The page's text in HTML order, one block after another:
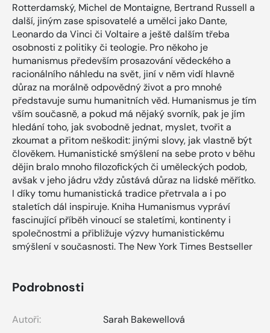
Rotterdamský, Michel de Montaigne, Bertrand Russell a
další, jiným zase spisovatelé a umělci jako Dante,
Leonardo da Vinci či Voltaire a ještě dalším třeba
osobnosti z politiky či teologie. Pro někoho je
humanismus především prosazování vědeckého a
racionálního náhledu na svět, jiní v něm vidí hlavně
důraz na morálně odpovědný život a pro mnohé
představuje sumu humanitních věd. Humanismus je tím
vším současně, a pokud má nějaký svorník, pak je jím
hledání toho, jak svobodně jednat, myslet, tvořit a
zkoumat a přitom neškodit: jinými slovy, jak vlastně být
člověkem. Humanistické smýšlení na sebe proto v běhu
dějin bralo mnoho filozofických či uměleckých podob,
avšak v jeho jádru vždy zůstává důraz na lidské měřítko.
I díky tomu humanistická tradice přetrvala a i po
staletích dál inspiruje. Kniha Humanismus vypráví
fascinující příběh vinoucí se staletími, kontinenty i
společnostmi a přibližuje výzvy humanistickému
smýšlení v současnosti. The New York Times Bestseller
Podrobnosti
Autoři:
Sarah Bakewellová